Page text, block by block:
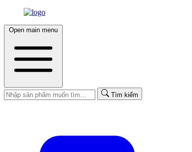
Open main menu
Tìm kiếm